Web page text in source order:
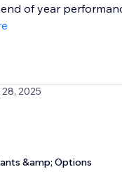
of year
2025
&amp; Options